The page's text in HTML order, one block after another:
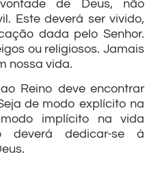
de Deus, não
Este deverá ser vivido,
dada pelo Senhor.
ou religiosos. Jamais
nossa vida.
Reino deve encontrar
de modo explícito na
implícito na vida
deverá dedicar-se à